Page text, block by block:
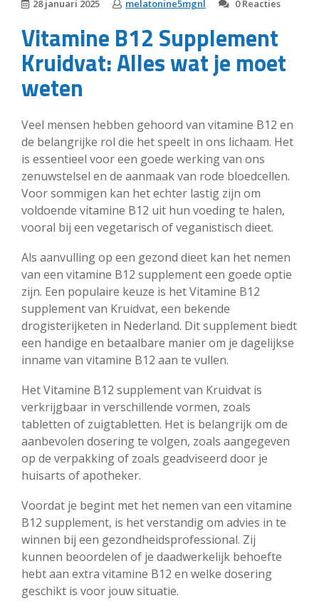
28 januari 2025 melatonine5mgnl 0 Reacties
Vitamine B12 Supplement
Kruidvat: Alles wat je moet
weten
Veel mensen hebben gehoord van vitamine B12 en
de belangrijke rol die het speelt in ons lichaam. Het
is essentieel voor een goede werking van ons
zenuwstelsel en de aanmaak van rode bloedcellen.
Voor sommigen kan het echter lastig zijn om
voldoende vitamine B12 uit hun voeding te halen,
vooral bij een vegetarisch of veganistisch dieet.
Als aanvulling op een gezond dieet kan het nemen
van een vitamine B12 supplement een goede optie
zijn. Een populaire keuze is het Vitamine B12
supplement van Kruidvat, een bekende
drogisterijketen in Nederland. Dit supplement biedt
een handige en betaalbare manier om je dagelijkse
inname van vitamine B12 aan te vullen.
Het Vitamine B12 supplement van Kruidvat is
verkrijgbaar in verschillende vormen, zoals
tabletten of zuigtabletten. Het is belangrijk om de
aanbevolen dosering te volgen, zoals aangegeven
op de verpakking of zoals geadviseerd door je
huisarts of apotheker.
Voordat je begint met het nemen van een vitamine
B12 supplement, is het verstandig om advies in te
winnen bij een gezondheidsprofessional. Zij
kunnen beoordelen of je daadwerkelijk behoefte
hebt aan extra vitamine B12 en welke dosering
geschikt is voor jouw situatie.